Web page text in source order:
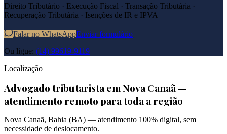
Direito Tributário · Execução Fiscal · Transação Tributária ·
Recuperação Tributária · Isenções de IR e IPVA
Falar no WhatsAppEnviar formulário
Ou ligue: (14) 99619-9119
Localização
Advogado tributarista emNova Canaã —
atendimento remoto para toda a região
Nova Canaã, Bahia (BA) — atendimento 100% digital, sem
necessidade de deslocamento.